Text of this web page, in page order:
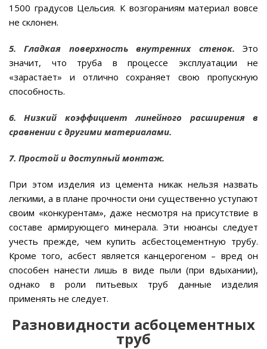
1500 градусов Цельсия. К возгораниям материал вовсе
не склонен.
5. Гладкая поверхность внутренних стенок. Это
значит, что труба в процессе эксплуатации не
«зарастает» и отлично сохраняет свою пропускную
способность.
6. Низкий коэффициент линейного расширения в
сравнении с другими материалами.
7. Простой и доступный монтаж.
При этом изделия из цемента никак нельзя назвать
легкими, а в плане прочности они существенно уступают
своим «конкурентам», даже несмотря на присутствие в
составе армирующего минерала. Эти нюансы следует
учесть прежде, чем купить асбестоцементную трубу.
Кроме того, асбест является канцерогеном – вред он
способен нанести лишь в виде пыли (при вдыхании),
однако в роли питьевых труб данные изделия
применять не следует.
Разновидности асбоцементных
труб